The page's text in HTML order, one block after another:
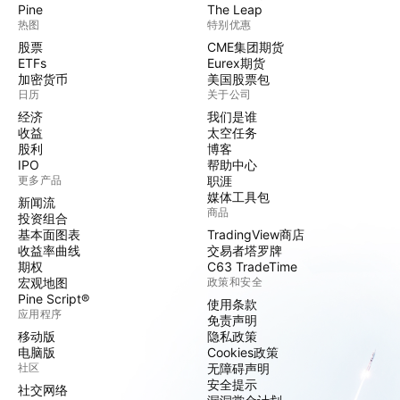
Pine
热图
股票
ETFs
加密货币
日历
经济
收益
股利
IPO
更多产品
新闻流
投资组合
基本面图表
收益率曲线
期权
宏观地图
Pine Script®
应用程序
移动版
电脑版
社区
社交网络
The Leap
特别优惠
CME集团期货
Eurex期货
美国股票包
关于公司
我们是谁
太空任务
博客
帮助中心
职涯
媒体工具包
商品
TradingView商店
交易者塔罗牌
C63 TradeTime
政策和安全
使用条款
免责声明
隐私政策
Cookies政策
无障碍声明
安全提示